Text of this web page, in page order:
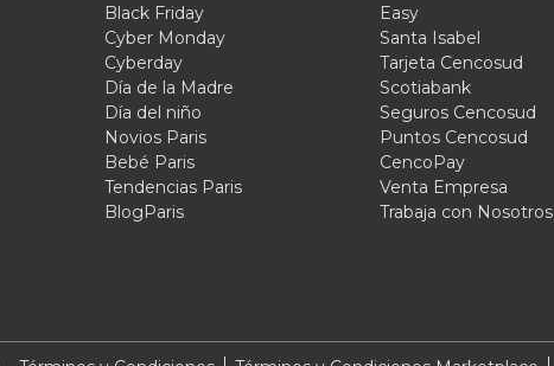
Black Friday
Cyber Monday
Cyberday
Día de la Madre
Día del niño
Novios Paris
Bebé Paris
Tendencias Paris
BlogParis
Easy
Santa Isabel
Tarjeta Cencosud
Scotiabank
Seguros Cencosud
Puntos Cencosud
CencoPay
Venta Empresa
Trabaja con Nosotros